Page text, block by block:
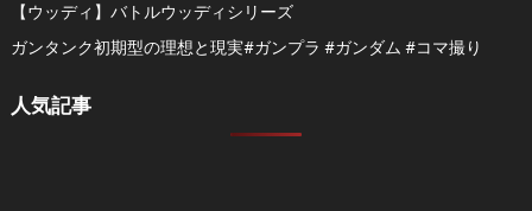
【ウッディ】バトルウッディシリーズ
ガンタンク初期型の理想と現実#ガンプラ #ガンダム #コマ撮り
人気記事